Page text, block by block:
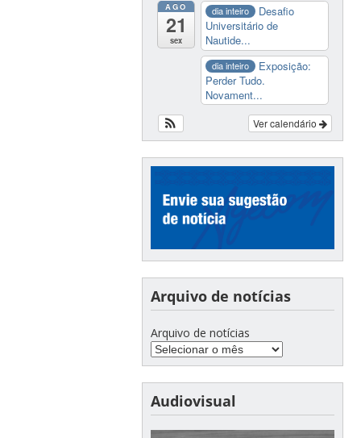
AGO
21
sex
dia inteiro
Desafio
Universitário de
Nautide...
dia inteiro
Exposição:
Perder Tudo.
Novament...
Ver calendário
Arquivo de notícias
Arquivo de notícias
Audiovisual